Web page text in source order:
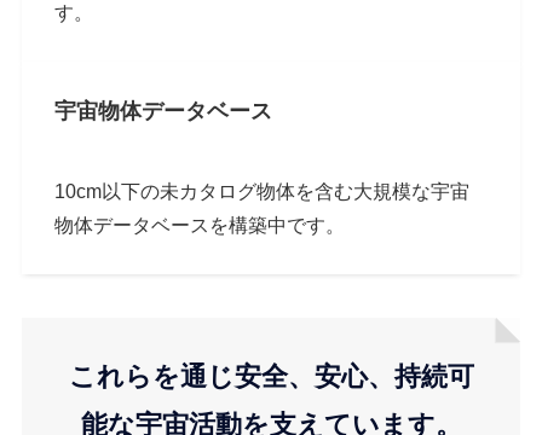
す。
宇宙物体データベース
10cm以下の未カタログ物体を含む大規模な宇宙
物体データベースを構築中です。
これらを通じ安全、安心、持続可
能な宇宙活動を支えています。